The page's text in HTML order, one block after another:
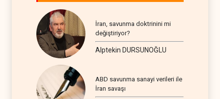
İran, savunma doktrinini mi
değiştiriyor?
Alptekin DURSUNOĞLU
ABD savunma sanayi verileri ile
İran savaşı